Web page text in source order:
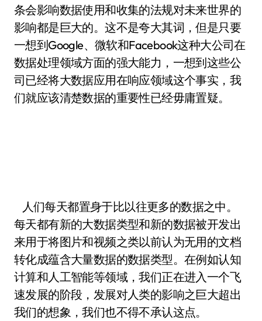
条会影响数据使用和收集的法规对未来世界的
影响都是巨大的。这不是夸大其词，但是只要
一想到Google、微软和Facebook这种大公司在
数据处理领域方面的强大能力，一想到这些公
司已经将大数据应用在响应领域这个事实，我
们就应该清楚数据的重要性已经毋庸置疑。
人们每天都置身于比以往更多的数据之中。
每天都有新的大数据类型和新的数据被开发出
来用于将图片和视频之类以前认为无用的文档
转化成蕴含大量数据的数据类型。在例如认知
计算和人工智能等领域，我们正在进入一个飞
速发展的阶段，发展对人类的影响之巨大超出
我们的想象，我们也不得不承认这点。